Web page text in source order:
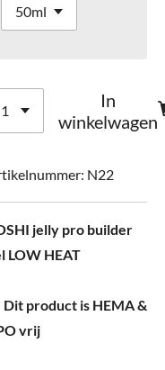
In
winkelwagen
N22
jelly pro builder
LOW HEAT
Dit product is HEMA &
vrij